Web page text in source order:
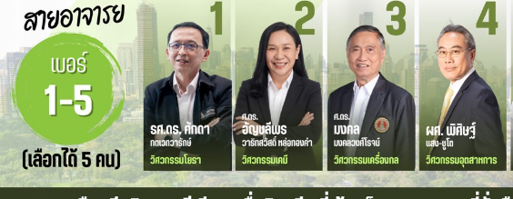
ดูแลเครื่องจักร BEC (Basic Equipment Care)
17 ธันวาคม 2024
นวทางการบำรุงรักษาเครื่องจักรขั้นพื้นฐานที่เน้นการดูแลรักษาอุปกรณ์และเครื่องจักรอย่างสม่ำเสมอ
ต (Operator) ซึ่งเป็นส่วนหนึ่งของแนวคิด TPM...
หกรรม มีอะไรบ้าง?
มกราคม 2024